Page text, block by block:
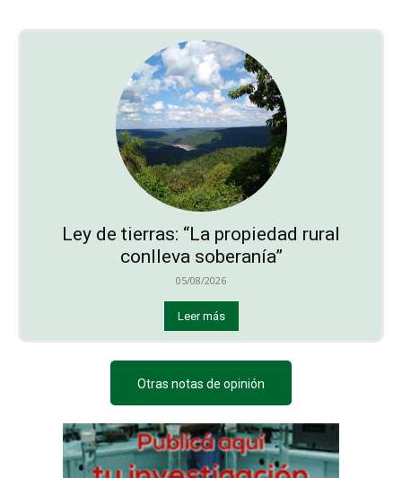
Ley de tierras: “La propiedad rural
conlleva soberanía”
05/08/2026
Leer más
Otras notas de opinión